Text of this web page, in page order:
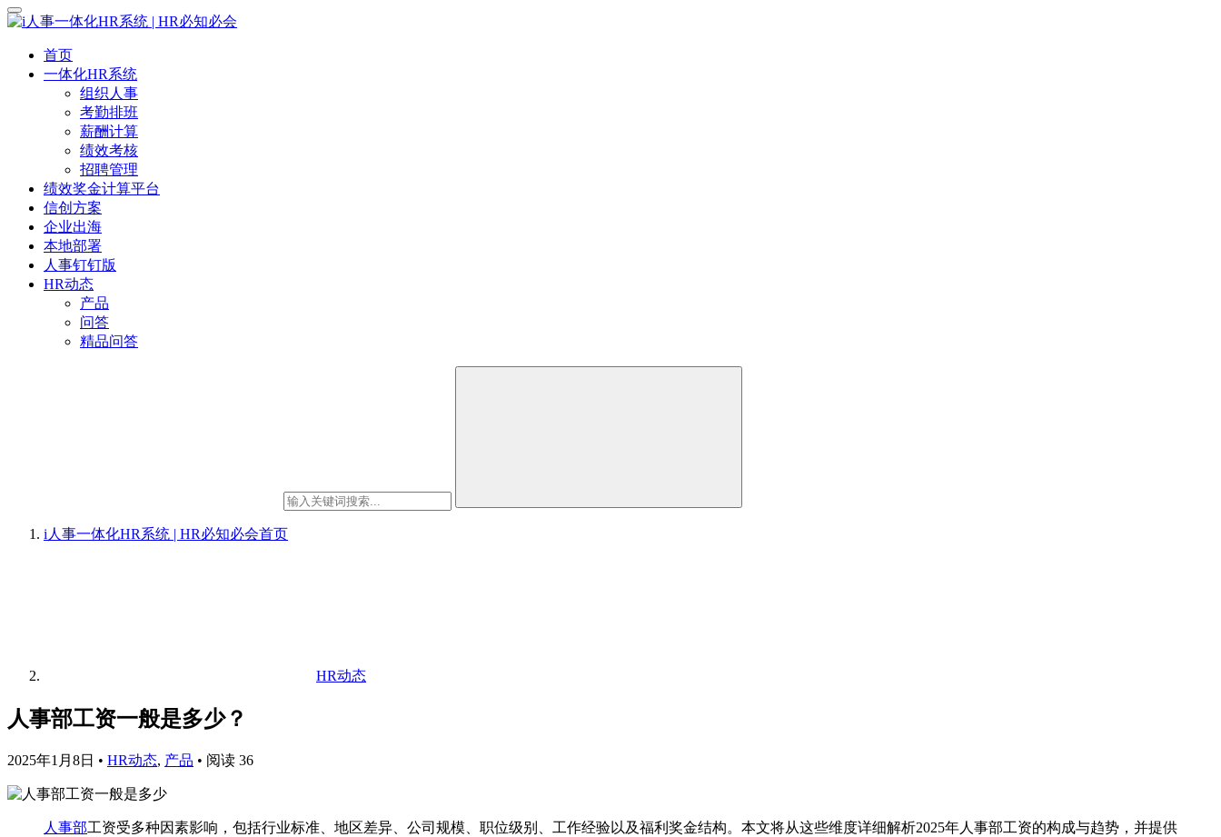
首页
一体化HR系统
组织人事
考勤排班
薪酬计算
绩效考核
招聘管理
绩效奖金计算平台
信创方案
企业出海
本地部署
人事钉钉版
HR动态
产品
问答
精品问答
i人事一体化HR系统 | HR必知必会首页
HR动态
人事部工资一般是多少？
2025年1月8日 • HR动态, 产品 • 阅读 36
人事部工资受多种因素影响，包括行业标准、地区差异、公司规模、职位级别、工作经验以及福利奖金结构。本文将从这些维度详细解析2025年人事部工资的构成与趋势，并提供